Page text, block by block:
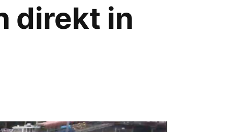
direkt in